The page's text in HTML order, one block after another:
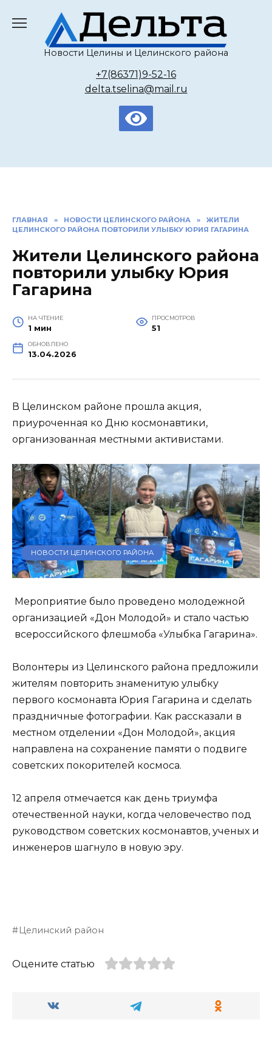
содержанию
Новости Целины и Целинского района
+7(86371)9-52-16
delta.tselina@mail.ru
ГЛАВНАЯ » НОВОСТИ ЦЕЛИНСКОГО РАЙОНА »
ЖИТЕЛИ
ЦЕЛИНСКОГО РАЙОНА ПОВТОРИЛИ УЛЫБКУ ЮРИЯ ГАГАРИНА
Жители Целинского района
повторили улыбку Юрия
Гагарина
НА ЧТЕНИЕ
1 мин
ПРОСМОТРОВ
51
ОБНОВЛЕНО
13.04.2026
В Целинском районе прошла акция,
приуроченная ко Дню космонавтики,
организованная местными активистами.
НОВОСТИ ЦЕЛИНСКОГО РАЙОНА
Мероприятие было проведено молодежной
организацией «Дон Молодой» и стало частью
всероссийского флешмоба «Улыбка Гагарина».
Волонтеры из Целинского района предложили
жителям повторить знаменитую улыбку
первого космонавта Юрия Гагарина и сделать
праздничные фотографии. Как рассказали в
местном отделении «Дон Молодой», акция
направлена на сохранение памяти о подвиге
советских покорителей космоса.
12 апреля отмечается как день триумфа
отечественной науки, когда человечество под
руководством советских космонавтов, ученых и
инженеров шагнуло в новую эру.
Целинский район
Оцените статью